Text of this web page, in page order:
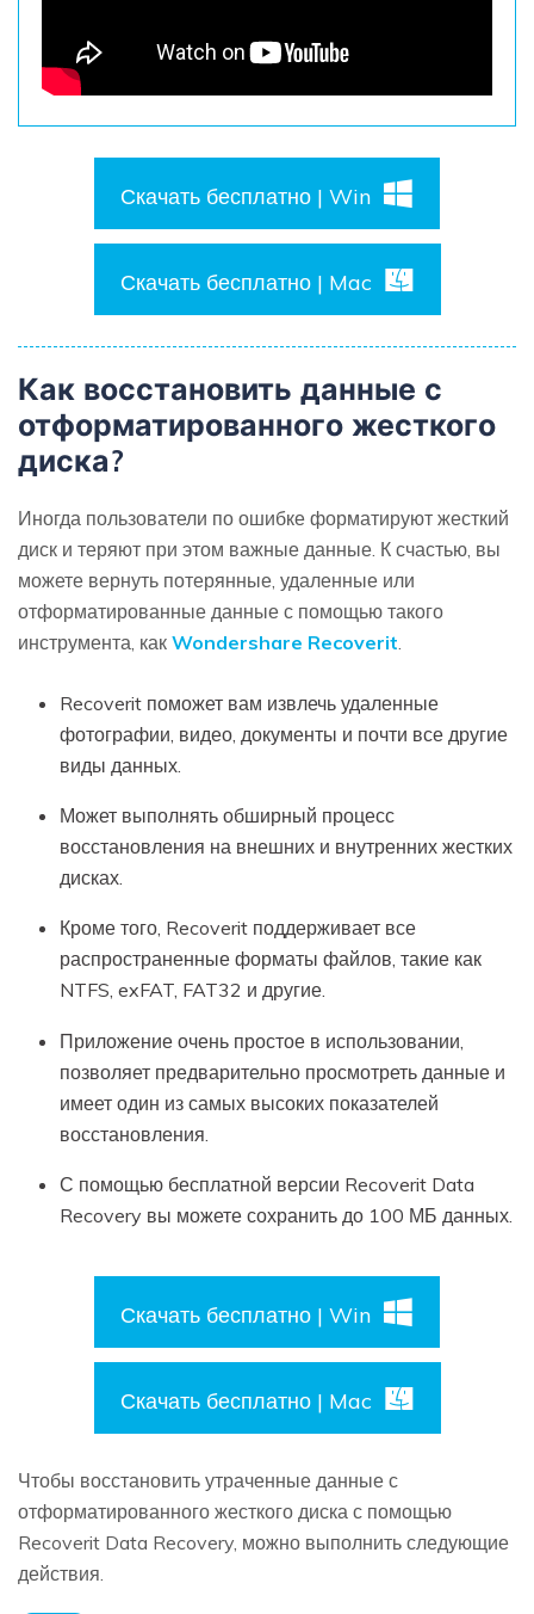
Скачать бесплатно | Win
Скачать бесплатно | Mac
Как восстановить данные с
отформатированного жесткого
диска?
Иногда пользователи по ошибке форматируют жесткий
диск и теряют при этом важные данные. К счастью, вы
можете вернуть потерянные, удаленные или
отформатированные данные с помощью такого
инструмента, как Wondershare Recoverit
Recoverit поможет вам извлечь удаленные
фотографии, видео, документы и почти все другие
виды данных.
Может выполнять обширный процесс
восстановления на внешних и внутренних жестких
дисках.
Кроме того, Recoverit поддерживает все
распространенные форматы файлов, такие как
NTFS, exFAT, FAT32 и другие.
Приложение очень простое в использовании,
позволяет предварительно просмотреть данные и
имеет один из самых высоких показателей
восстановления.
С помощью бесплатной версии Recoverit Data
Recovery вы можете сохранить до 100 МБ данных.
Скачать бесплатно | Win
Скачать бесплатно | Mac
Чтобы восстановить утраченные данные с
отформатированного жесткого диска с помощью
Recoverit Data Recovery, можно выполнить следующие
действия.